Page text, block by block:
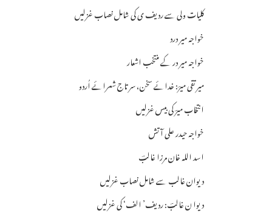
کلیات ولی سے ردیف ی کی شامل نصاب غزلیں
خواجہ میر درد
خواجہ میر در کے منتخب اشعار
میرتقی میرؔ: خدائے سخن، سر تاج شعرائے اُردو
انتخاب میرؔ کی بیس غزلیں
خواجہ حیدر علی آتش
اسد اللہ خان مرزا غالبؔ
دیوان غالب سے شامل نصاب غزلیں
دیوا ن غالبؔ: ردیف’ الف‘ کی غزلیں